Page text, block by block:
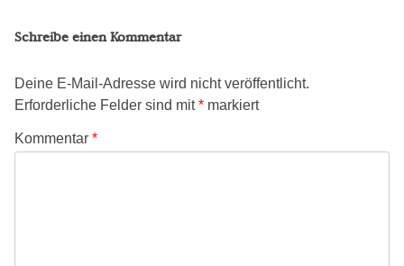
Schreibe einen Kommentar
Deine E-Mail-Adresse wird nicht veröffentlicht.
Erforderliche Felder sind mit* markiert
Kommentar *